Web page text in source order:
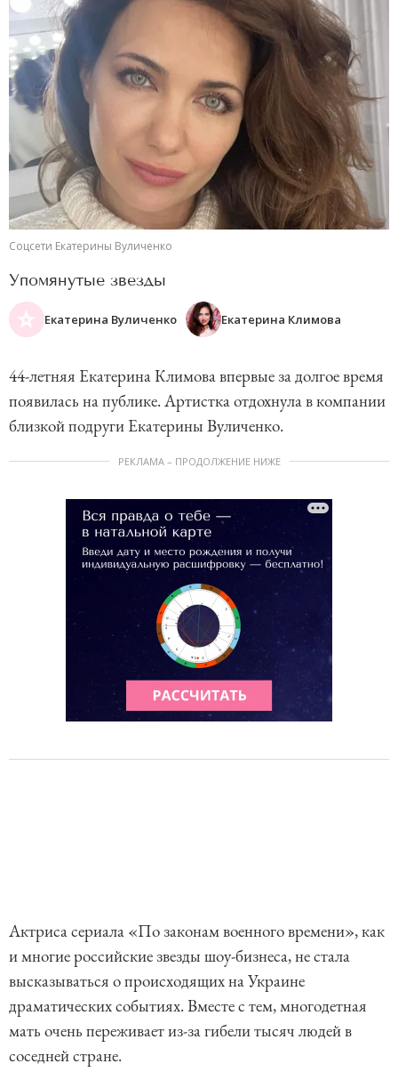
Соцсети Екатерины Вуличенко
Упомянутые звезды
Екатерина Вуличенко Екатерина Климова
44-летняя Екатерина Климова впервые за долгое время
появилась на публике. Артистка отдохнула в компании
близкой подруги Екатерины Вуличенко.
РЕКЛАМА – ПРОДОЛЖЕНИЕ НИЖЕ
Актриса сериала «По законам военного времени», как
и многие российские звезды шоу-бизнеса, не стала
высказываться о происходящих на Украине
драматических событиях. Вместе с тем, многодетная
мать очень переживает из-за гибели тысяч людей в
соседней стране.